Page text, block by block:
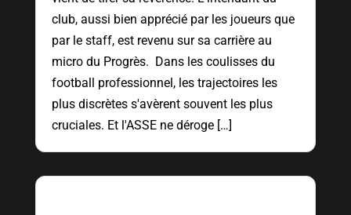
club, aussi bien apprécié par les joueurs que
par le staff, est revenu sur sa carrière au
micro du Progrès. Dans les coulisses du
football professionnel, les trajectoires les
plus discrètes s'avèrent souvent les plus
cruciales. Et l'ASSE ne déroge […]